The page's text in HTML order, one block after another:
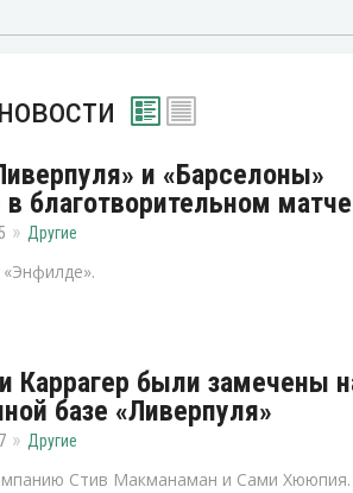
и «Барселоны»
в благотворительном матче
Другие
Каррагер были замечены
базе «Ливерпуля»
Другие
Стив Макманаман и Сами Хююпия.